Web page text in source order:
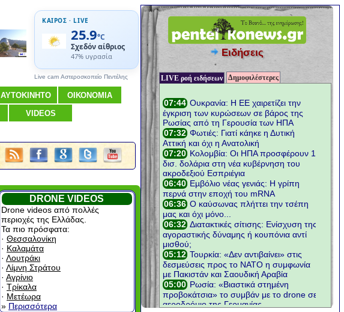
ΚΑΙΡΟΣ · LIVE
25.9°C
Σχεδόν αίθριος
47% υγρασία
Live cam Αστεροσκοπείο Πεντέλης
ΑΥΤΟΚΙΝΗΤΟ ΟΙΚΟΝΟΜΙΑ
VIDEOS
DRONE VIDEOS
Drone videos από πολλές
περιοχές της Ελλάδας.
Τα πιο πρόσφατα:
· Θεσσαλονίκη
· Καλαμάτα
· Λουτράκι
· Λίμνη Στράτου
· Αγρίνιο
· Τρίκαλα
· Μετέωρα
» Περισσότερα
Ειδήσεις
LIVE ροή ειδήσεων Δημοφιλέστερες